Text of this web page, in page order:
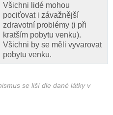
Všichni lidé mohou
pociťovat i závažnější
zdravotní problémy (i při
kratším pobytu venku).
Všichni by se měli vyvarovat
pobytu venku.
se liší dle dané látky v